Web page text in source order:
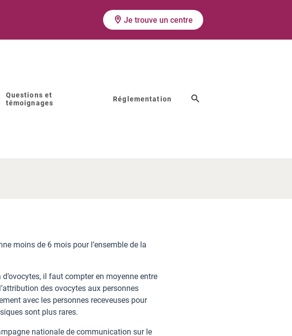
Je trouve un centre
Questions et
témoignages
Réglementation
moins de 6 mois pour l’ensemble de la
il faut compter en moyenne entre
des ovocytes aux personnes
avec les personnes receveuses pour
sont plus rares.
nationale de communication sur le